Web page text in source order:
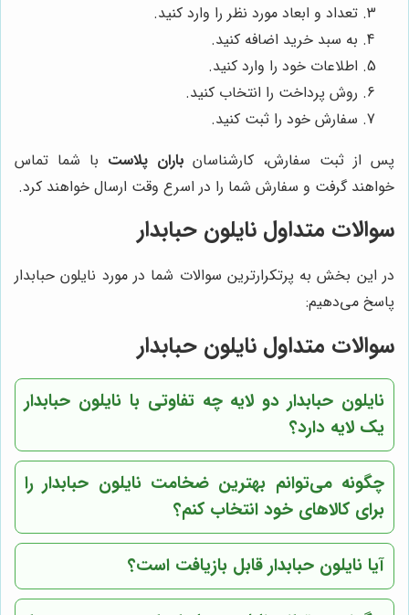
تعداد و ابعاد مورد نظر را وارد کنید.
به سبد خرید اضافه کنید.
اطلاعات خود را وارد کنید.
روش پرداخت را انتخاب کنید.
سفارش خود را ثبت کنید.
پس از ثبت سفارش، کارشناسان باران پلاست با شما تماس
خواهند گرفت و سفارش شما را در اسرع وقت ارسال خواهند کرد.
سوالات متداول نایلون حبابدار
در این بخش به پرتکرارترین سوالات شما در مورد نایلون حبابدار
پاسخ می‌دهیم:
سوالات متداول نایلون حبابدار
نایلون حبابدار دو لایه چه تفاوتی با نایلون حبابدار
یک لایه دارد؟
چگونه می‌توانم بهترین ضخامت نایلون حبابدار را
برای کالاهای خود انتخاب کنم؟
آیا نایلون حبابدار قابل بازیافت است؟